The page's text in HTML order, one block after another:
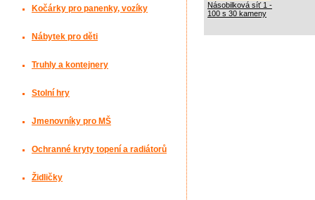
Násobilková síť 1 -
100 s 30 kameny
Kočárky pro panenky, vozíky
Nábytek pro děti
Truhly a kontejnery
Stolní hry
Jmenovníky pro MŠ
Ochranné kryty topení a radiátorů
Židličky